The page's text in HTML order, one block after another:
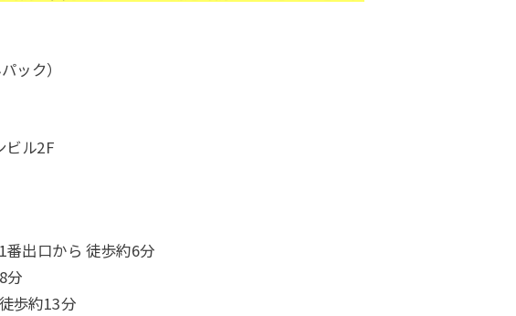
ック）
ビル2F
出口から 徒歩約6分
分
歩約13分